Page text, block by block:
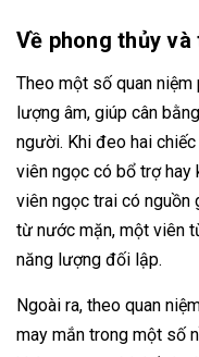
Về phong thủy và
Theo một số quan niệm
lượng âm, giúp cân
người. Khi đeo hai
viên ngọc có bổ trợ hay
viên ngọc trai có nguồn
từ nước mặn, một viên
năng lượng đối lập.
Ngoài ra, theo quan
may mắn trong một số